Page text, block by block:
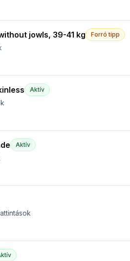
jowls, 39-41 kg Forró tipp
Aktív
Aktív